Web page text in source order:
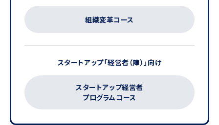
組織変革コース
スタートアップ「経営者（陣）」向け
スタートアップ経営者
プログラムコース